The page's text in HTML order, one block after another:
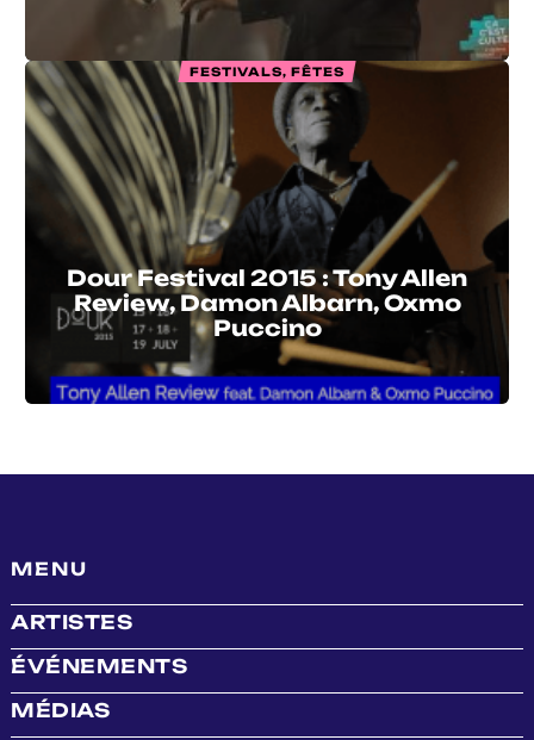
FESTIVALS, FÊTES
Dour Festival 2015 : Tony Allen
Review, Damon Albarn, Oxmo
Puccino
MENU
ARTISTES
ÉVÉNEMENTS
MÉDIAS